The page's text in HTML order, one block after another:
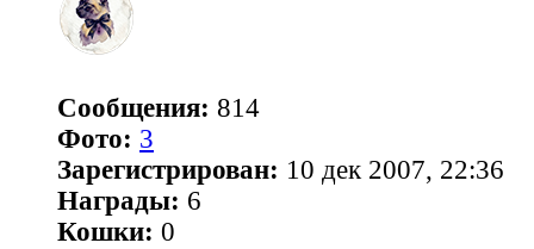
Сообщения: 814
Фото: 3
Зарегистрирован: 10 дек 2007, 22:36
Награды: 6
Кошки: 0